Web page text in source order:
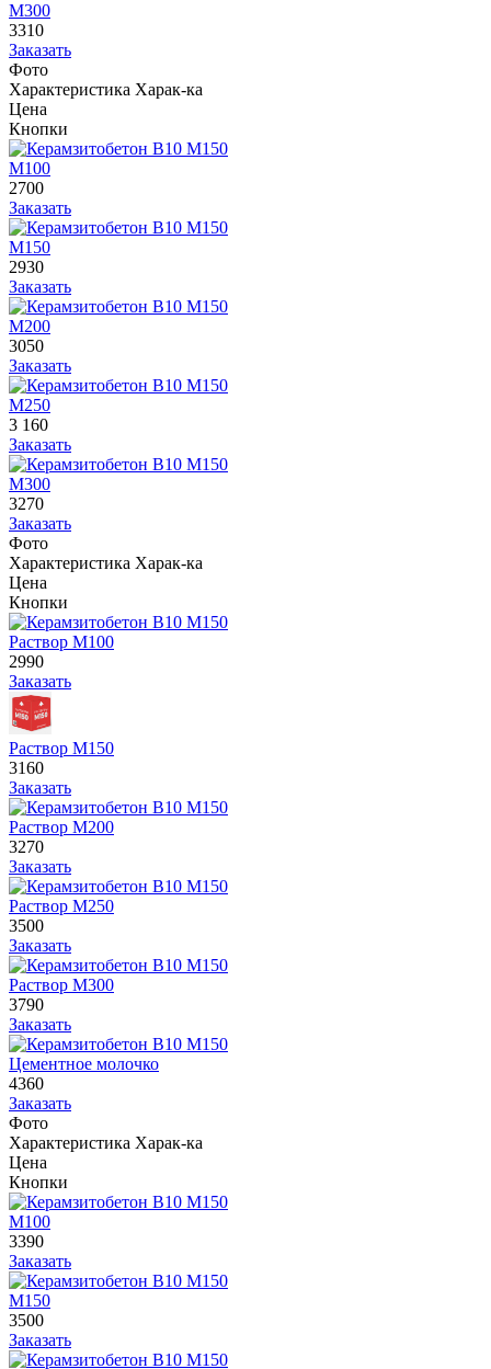
М300
3310
Заказать
Фото
Характеристика Харак-ка
Цена
Кнопки
М100
2700
Заказать
М150
2930
Заказать
М200
3050
Заказать
М250
3 160
Заказать
М300
3270
Заказать
Фото
Характеристика Харак-ка
Цена
Кнопки
Раствор М100
2990
Заказать
Раствор М150
3160
Заказать
Раствор М200
3270
Заказать
Раствор М250
3500
Заказать
Раствор М300
3790
Заказать
Цементное молочко
4360
Заказать
Фото
Характеристика Харак-ка
Цена
Кнопки
М100
3390
Заказать
М150
3500
Заказать